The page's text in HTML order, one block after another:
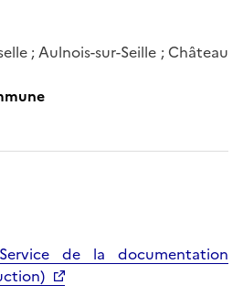
; Aulnois-sur-Seille ; Château
de la documentation